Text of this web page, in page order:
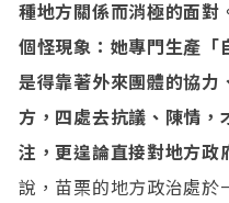
種地方關係而消極的面對
個怪現象：她專門生產「
是得靠著外來團體的協力
方，四處去抗議、陳情，
注，更遑論直接對地方政
說，苗栗的地方政治處於